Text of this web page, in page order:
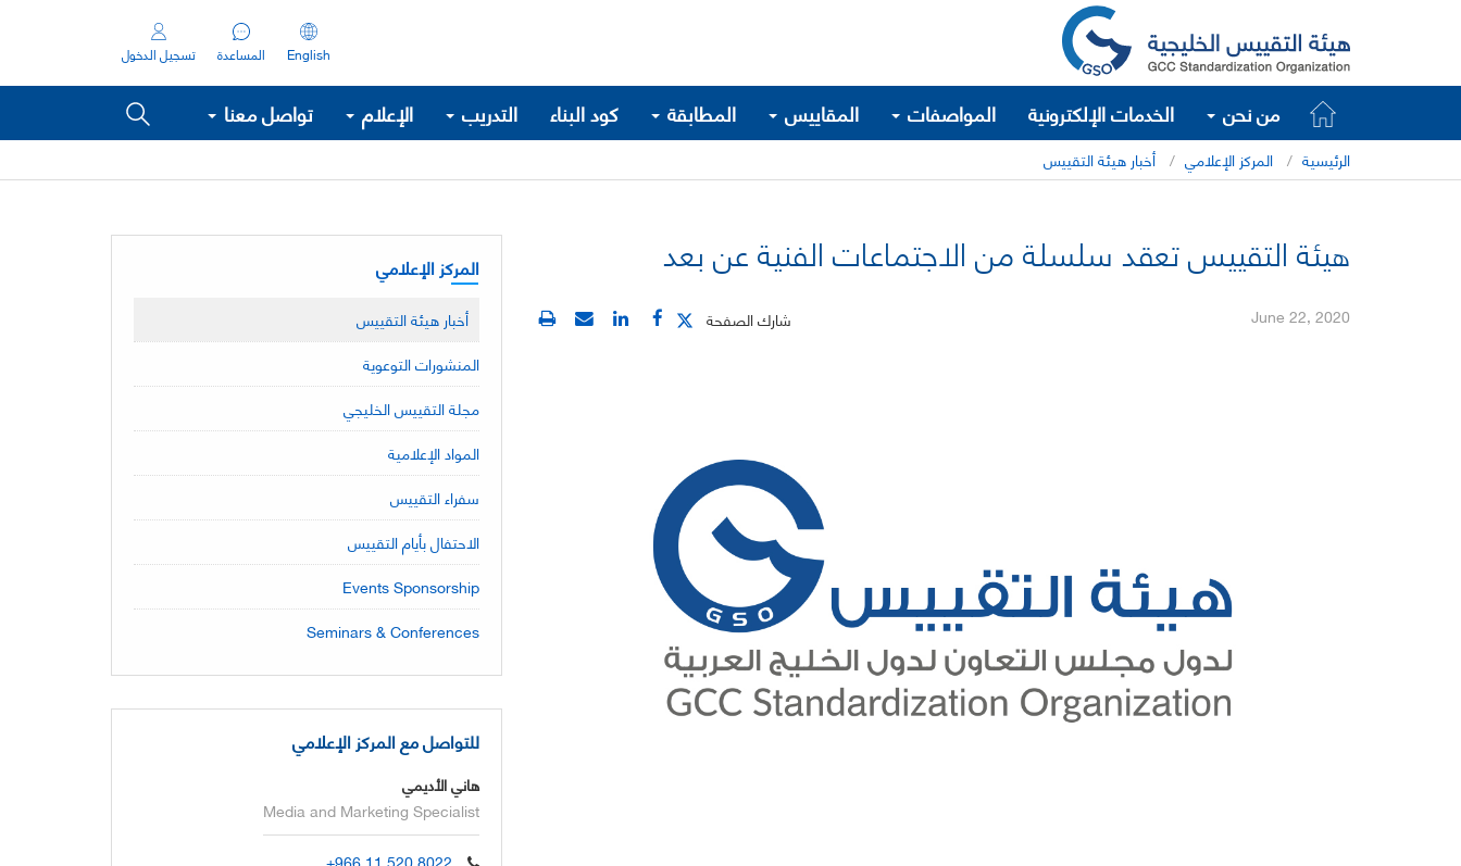
English المساعدة تسجيل الدخول
من نحن الخدمات الإلكترونية المواصفات المقاييس المطابقة كود البناء التدريب الإعلام تواصل معنا
الرئيسية المركز الإعلامي أخبار هيئة التقييس
هيئة التقييس تعقد سلسلة من الاجتماعات الفنية عن بعد
شارك الصفحة June 22, 2020
المركز الإعلامي
أخبار هيئة التقييس
المنشورات التوعوية
مجلة التقييس الخليجي
المواد الإعلامية
سفراء التقييس
الاحتفال بأيام التقييس
Events Sponsorship
Seminars & Conferences
للتواصل مع المركز الإعلامي
هاني الأديمي
Media and Marketing Specialist